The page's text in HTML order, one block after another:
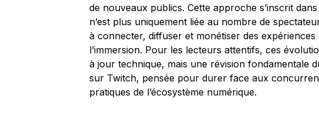
de nouveaux publics. Cette approche s’inscrit
n’est plus uniquement liée au nombre de
à connecter, diffuser et monétiser des
l’immersion. Pour les lecteurs attentifs, ces
à jour technique, mais une révision fondamentale
sur Twitch, pensée pour durer face aux
pratiques de l’écosystème numérique.